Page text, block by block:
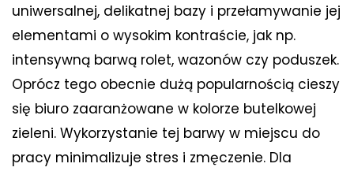
uniwersalnej, delikatnej bazy i przełamywanie jej
elementami o wysokim kontraście, jak np.
intensywną barwą rolet, wazonów czy poduszek.
Oprócz tego obecnie dużą popularnością cieszy
się biuro zaaranżowane w kolorze butelkowej
zieleni. Wykorzystanie tej barwy w miejscu do
pracy minimalizuje stres i zmęczenie. Dla